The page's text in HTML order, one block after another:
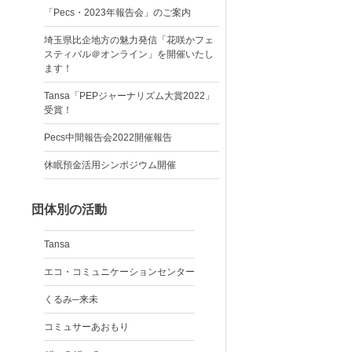
「Pecs・2023年報告会」のご案内
埼玉県比企地方の魅力発信「花咲かフェ
スティバル＠オンライン」を開催いたし
ます！
Tansa「PEPジャーナリズム大賞2022」
受賞！
Pecs中間報告会2022開催報告
休眠預金活用シンポジウム開催
団体別の活動
Tansa
エコ・コミュニケーションセンター
くるみ─来未
コミュサーあおもり